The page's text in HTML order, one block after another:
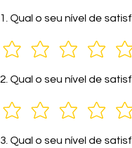
1. Qual o seu nível de
2. Qual o seu nível de
3. Qual o seu nível de